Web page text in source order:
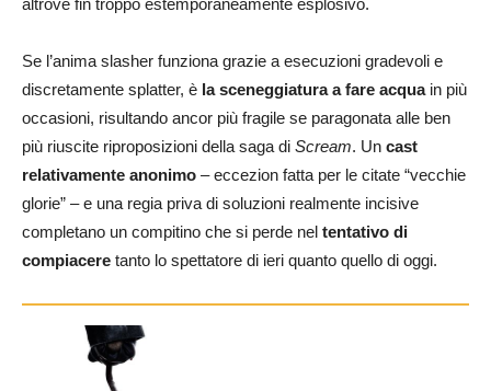
Se l’anima slasher funziona grazie a esecuzioni gradevoli e
discretamente splatter, è la sceneggiatura a fare acquain più
occasioni, risultando ancor più fragile se paragonata alle ben
più riuscite riproposizioni della saga di Scream. Un cast
relativamente anonimo – eccezion fatta per le citate “vecchie
glorie” – e una regia priva di soluzioni realmente incisive
completano un compitino che si perde nel tentativo di
compiacere tanto lo spettatore di ieri quanto quello di oggi.